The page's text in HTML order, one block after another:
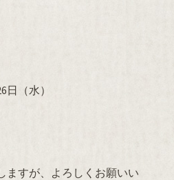
日（水）
ますが、よろしくお願いい